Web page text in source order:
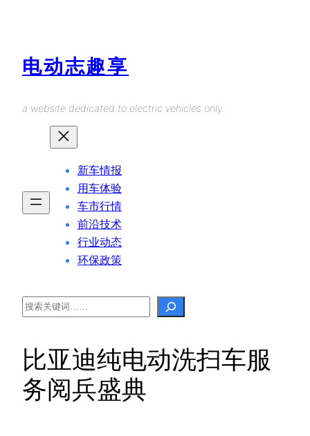
电动志趣享
a website dedicated to electric vehicles only.
新车情报
用车体验
车市行情
前沿技术
行业动态
环保政策
Search
比亚迪纯电动洗扫车服
务阅兵盛典